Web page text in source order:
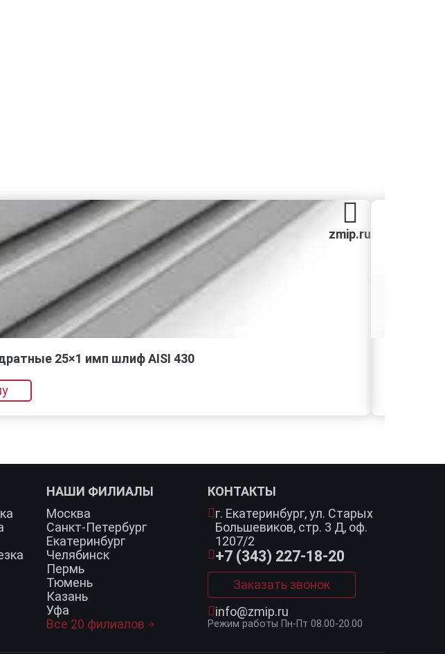
zmip.ru
25×1 имп шлиф AISI 430
НАШИ ФИЛИАЛЫ
Москва
Санкт-Петербург
Екатеринбург
Челябинск
Пермь
Тюмень
Казань
Уфа
Все 20 филиалов
КОНТАКТЫ
г. Екатеринбург,ул. Старых
Большевиков, стр. 3 Д, оф.
1207/2
+7 (343) 227-18-20
Заказать звонок
info@zmip.ru
Режим работы Пн-Пт 08.00-20.00